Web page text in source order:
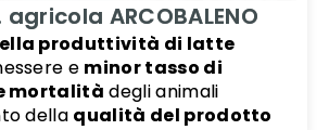
agricola ARCOBALENO
produttività di latte
e minor tasso di
mortalità degli animali
della qualità del prodotto